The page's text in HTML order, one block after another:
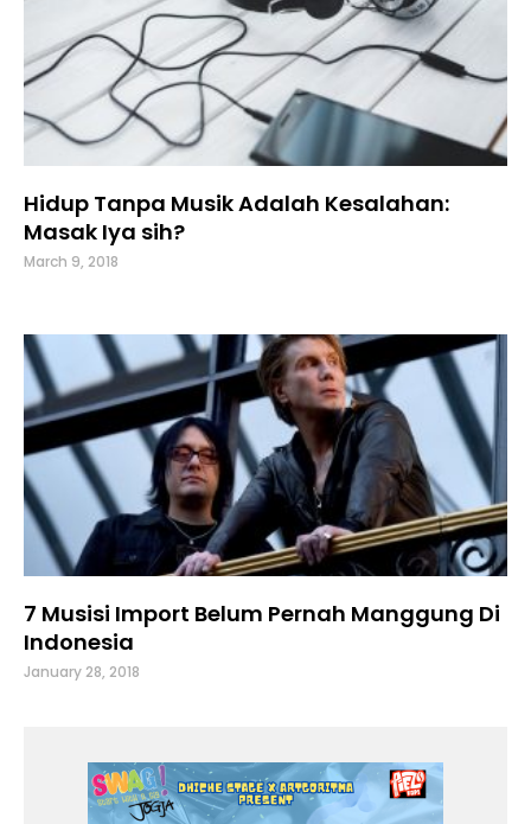
Hidup Tanpa Musik Adalah Kesalahan:
Masak Iya sih?
March 9, 2018
7 Musisi Import Belum Pernah Manggung Di
Indonesia
January 28, 2018